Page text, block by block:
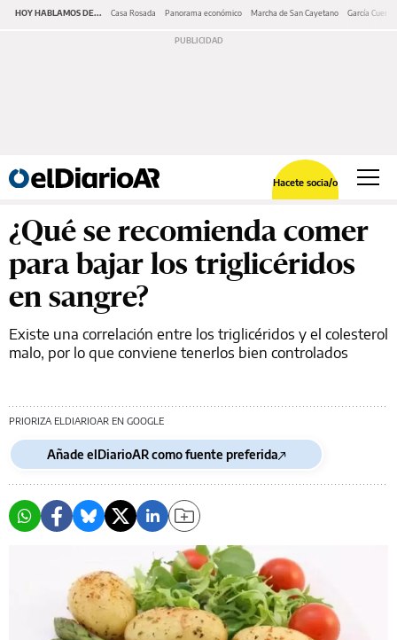
HOY HABLAMOS DE... Casa Rosada Panorama económico Marcha de San Cayetano García Cuerva
Hacete socia/o
¿Qué se recomienda comer
para bajar los triglicéridos
en sangre?
Existe una correlación entre los triglicéridos y el colesterol
malo, por lo que conviene tenerlos bien controlados
PRIORIZA ELDIARIOAR EN GOOGLE
Añade elDiarioAR como fuente preferida